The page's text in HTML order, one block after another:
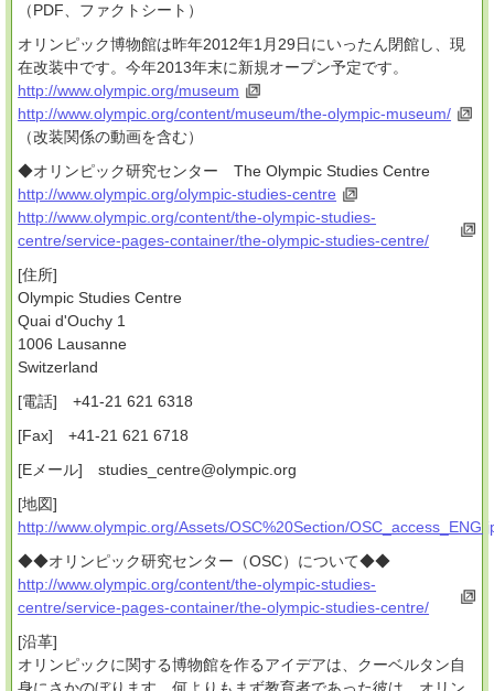
（PDF、ファクトシート）
オリンピック博物館は昨年2012年1月29日にいったん閉館し、現
在改装中です。今年2013年末に新規オープン予定です。
http://www.olympic.org/museum
http://www.olympic.org/content/museum/the-olympic-museum/
（改装関係の動画を含む）
◆オリンピック研究センター The Olympic Studies Centre
http://www.olympic.org/olympic-studies-centre
http://www.olympic.org/content/the-olympic-studies-
centre/service-pages-container/the-olympic-studies-centre/
[住所]
Olympic Studies Centre
Quai d'Ouchy 1
1006 Lausanne
Switzerland
[電話] +41-21 621 6318
[Fax] +41-21 621 6718
[Eメール] studies_centre@olympic.org
[地図]
http://www.olympic.org/Assets/OSC%20Section/
◆◆オリンピック研究センター（OSC）について◆◆
http://www.olympic.org/content/the-olympic-studies-
centre/service-pages-container/the-olympic-studies-centre/
[沿革]
オリンピックに関する博物館を作るアイデアは、クーベルタン自